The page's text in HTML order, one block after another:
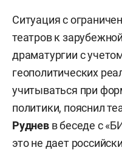
Ситуация с
театров к
драматургии с
геополитических
учитываться при
политики, пояснил
Руднев в беседе с
это не дает